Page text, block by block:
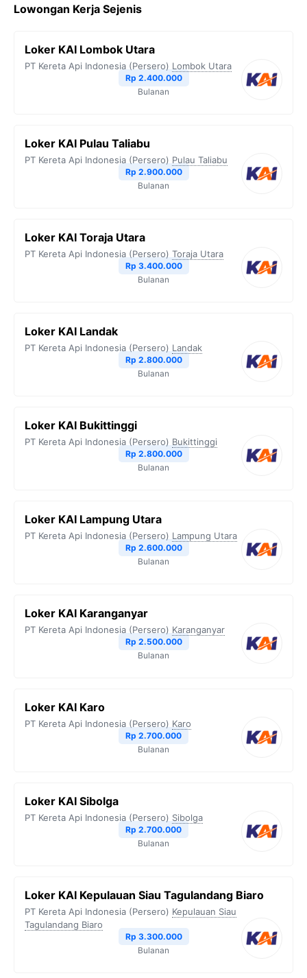
e
o
t
e
e
r
t
A
y
i
n
k
Lowongan Kerja Sejenis
Loker KAI Lombok Utara
PT Kereta Api Indonesia (Persero) Lombok Utara
Rp 2.400.000
Bulanan
Loker KAI Pulau Taliabu
PT Kereta Api Indonesia (Persero) Pulau Taliabu
Rp 2.900.000
Bulanan
Loker KAI Toraja Utara
PT Kereta Api Indonesia (Persero) Toraja Utara
Rp 3.400.000
Bulanan
Loker KAI Landak
PT Kereta Api Indonesia (Persero) Landak
Rp 2.800.000
Bulanan
Loker KAI Bukittinggi
PT Kereta Api Indonesia (Persero) Bukittinggi
Rp 2.800.000
Bulanan
Loker KAI Lampung Utara
PT Kereta Api Indonesia (Persero) Lampung Utara
Rp 2.600.000
Bulanan
Loker KAI Karanganyar
PT Kereta Api Indonesia (Persero) Karanganyar
Rp 2.500.000
Bulanan
Loker KAI Karo
PT Kereta Api Indonesia (Persero) Karo
Rp 2.700.000
Bulanan
Loker KAI Sibolga
PT Kereta Api Indonesia (Persero) Sibolga
Rp 2.700.000
Bulanan
Loker KAI Kepulauan Siau Tagulandang Biaro
PT Kereta Api Indonesia (Persero) Kepulauan Siau
Tagulandang Biaro
Rp 3.300.000
Bulanan